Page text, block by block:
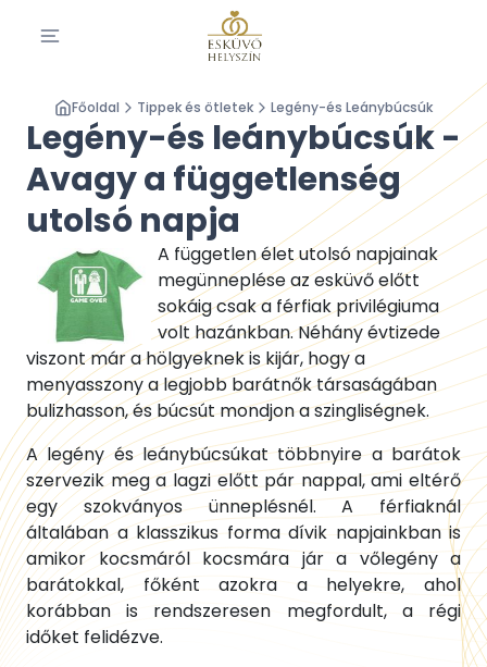
Főoldal Tippek és ötletek Legény-és Leánybúcsúk
Legény-és leánybúcsúk -
Avagy a függetlenség
utolsó napja
A független élet utolsó napjainak
megünneplése az esküvő előtt
sokáig csak a férfiak privilégiuma
volt hazánkban. Néhány évtizede
viszont már a hölgyeknek is kijár, hogy a
menyasszony a legjobb barátnők társaságában
bulizhasson, és búcsút mondjon a szingliségnek.
A legény és leánybúcsúkat többnyire a barátok
szervezik meg a lagzi előtt pár nappal, ami eltérő
egy szokványos ünneplésnél. A férfiaknál
általában a klasszikus forma dívik napjainkban is
amikor kocsmáról kocsmára jár a vőlegény a
barátokkal, főként azokra a helyekre, ahol
korábban is rendszeresen megfordult, a régi
időket felidézve.